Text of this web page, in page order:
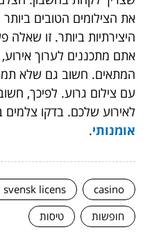
את הצילומים הטובים
היצירתיות ביותר. זו
אתם מתכננים לערוך
המתאים. חשוב גם שלא
עם צילום גרוע. לפיכך,
לאירוע שלכם. בדקו
אומנותי.
casino
licens
חופשות
טיסות